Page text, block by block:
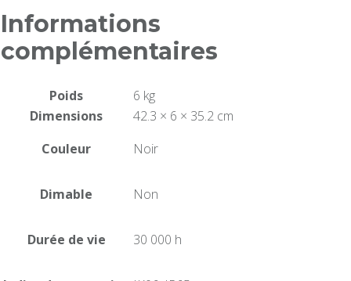
Informations
complémentaires
Poids
6 kg
Dimensions
42.3 × 6 × 35.2 cm
Couleur
Noir
Dimable Non
Durée de vie 30 000 h